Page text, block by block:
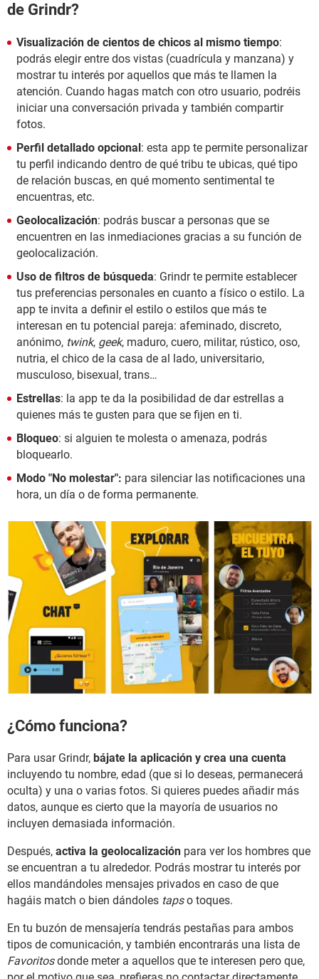
de Grindr?
Visualización de cientos de chicos al mismo tiempo:
podrás elegir entre dos vistas (cuadrícula y manzana) y
mostrar tu interés por aquellos que más te llamen la
atención. Cuando hagas match con otro usuario, podréis
iniciar una conversación privada y también compartir
fotos.
Perfil detallado opcional: esta app te permite personalizar
tu perfil indicando dentro de qué tribu te ubicas, qué tipo
de relación buscas, en qué momento sentimental te
encuentras, etc.
Geolocalización: podrás buscar a personas que se
encuentren en las inmediaciones gracias a su función de
geolocalización.
Uso de filtros de búsqueda: Grindr te permite establecer
tus preferencias personales en cuanto a físico o estilo. La
app te invita a definir el estilo o estilos que más te
interesan en tu potencial pareja: afeminado, discreto,
anónimo, twink, geek, maduro, cuero, militar, rústico, oso,
nutria, el chico de la casa de al lado, universitario,
musculoso, bisexual, trans…
Estrellas: la app te da la posibilidad de dar estrellas a
quienes más te gusten para que se fijen en ti.
Bloqueo: si alguien te molesta o amenaza, podrás
bloquearlo.
Modo "No molestar": para silenciar las notificaciones una
hora, un día o de forma permanente.
¿Cómo funciona?
Para usar Grindr, bájate la aplicación y crea una cuenta
incluyendo tu nombre, edad (que si lo deseas, permanecerá
oculta) y una o varias fotos. Si quieres puedes añadir más
datos, aunque es cierto que la mayoría de usuarios no
incluyen demasiada información.
Después, activa la geolocalización para ver los hombres que
se encuentran a tu alrededor. Podrás mostrar tu interés por
ellos mandándoles mensajes privados en caso de que
hagáis match o bien dándoles tapso toques.
En tu buzón de mensajería tendrás pestañas para ambos
tipos de comunicación, y también encontrarás una lista de
Favoritosdonde meter a aquellos que te interesen pero que,